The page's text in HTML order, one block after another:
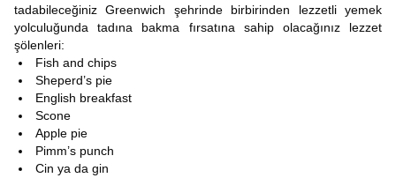
tadabileceğiniz Greenwich şehrinde birbirinden lezzetli yemek
yolculuğunda tadına bakma fırsatına sahip olacağınız lezzet
şölenleri:
Fish and chips
Sheperd’s pie
English breakfast
Scone
Apple pie
Pimm’s punch
Cin ya da gin